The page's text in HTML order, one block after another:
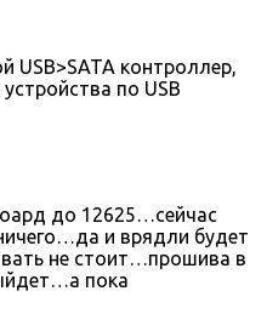
USB>SATA контроллер,
по USB
до 12625…сейчас
и врядли будет
не стоит…прошива в
пока